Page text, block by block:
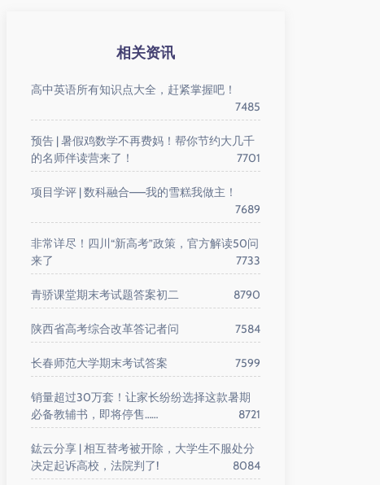
相关资讯
高中英语所有知识点大全，赶紧掌握吧！
7485
预告 | 暑假鸡数学不再费妈！帮你节约大几千
的名师伴读营来了！
7701
项目学评 | 数科融合——我的雪糕我做主！
7689
非常详尽！四川“新高考”政策，官方解读50问
来了
7733
青骄课堂期末考试题答案初二 8790
陕西省高考综合改革答记者问 7584
长春师范大学期末考试答案 7599
销量超过30万套！让家长纷纷选择这款暑期
必备教辅书，即将停售……
8721
鈜云分享 | 相互替考被开除，大学生不服处分
决定起诉高校，法院判了!
8084